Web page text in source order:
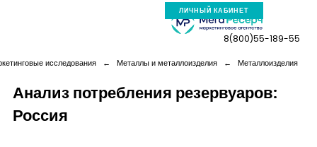
ЛИЧНЫЙ КАБИНЕТ
Компания
8(800)55-189-55
исследования ← Металлы и металлоизделия ← Металлоизделия
Анализ потребления резервуаров:
Россия